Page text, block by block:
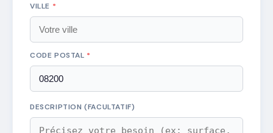
VILLE *
CODE POSTAL *
DESCRIPTION (FACULTATIF)